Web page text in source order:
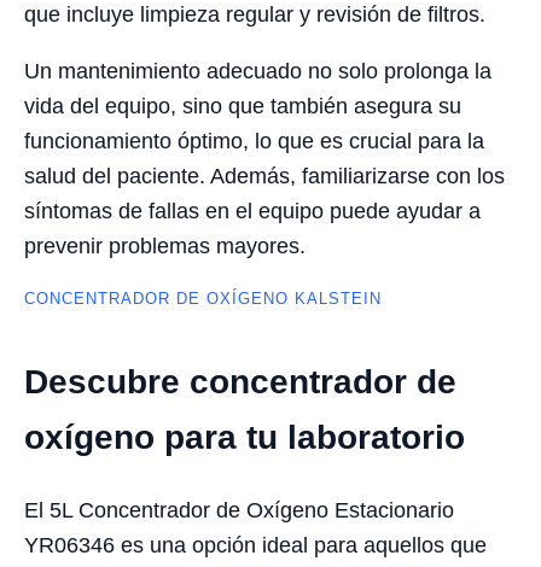
que incluye limpieza regular y revisión de filtros.
Un mantenimiento adecuado no solo prolonga la
vida del equipo, sino que también asegura su
funcionamiento óptimo, lo que es crucial para la
salud del paciente. Además, familiarizarse con los
síntomas de fallas en el equipo puede ayudar a
prevenir problemas mayores.
CONCENTRADOR DE OXÍGENO KALSTEIN
Descubre concentrador de
oxígeno para tu laboratorio
El 5L Concentrador de Oxígeno Estacionario
YR06346 es una opción ideal para aquellos que